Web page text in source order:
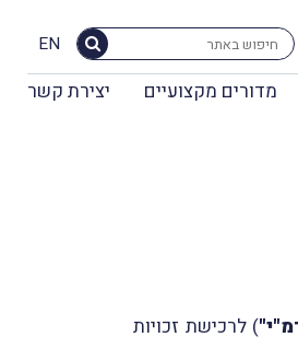
EN
מדורים מקצועיים יצירת קשר
) לרכישת זכויות